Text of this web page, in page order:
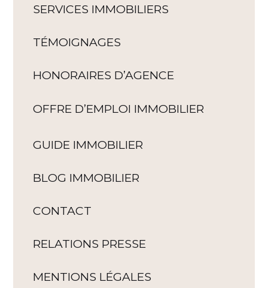
SERVICES IMMOBILIERS
TÉMOIGNAGES
HONORAIRES D’AGENCE
OFFRE D’EMPLOI IMMOBILIER
GUIDE IMMOBILIER
BLOG IMMOBILIER
CONTACT
RELATIONS PRESSE
MENTIONS LÉGALES